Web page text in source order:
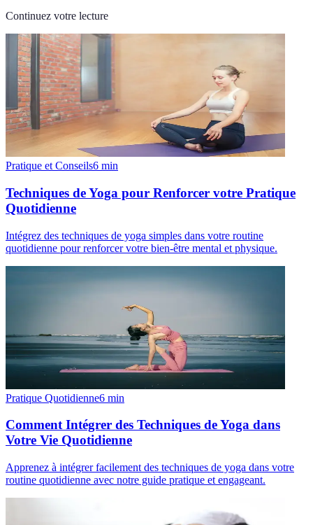
Continuez votre lecture
Pratique et Conseils6 min
Techniques de Yoga pour Renforcer votre Pratique
Quotidienne
Intégrez des techniques de yoga simples dans votre routine
quotidienne pour renforcer votre bien-être mental et physique.
Pratique Quotidienne6 min
Comment Intégrer des Techniques de Yoga dans
Votre Vie Quotidienne
Apprenez à intégrer facilement des techniques de yoga dans votre
routine quotidienne avec notre guide pratique et engageant.